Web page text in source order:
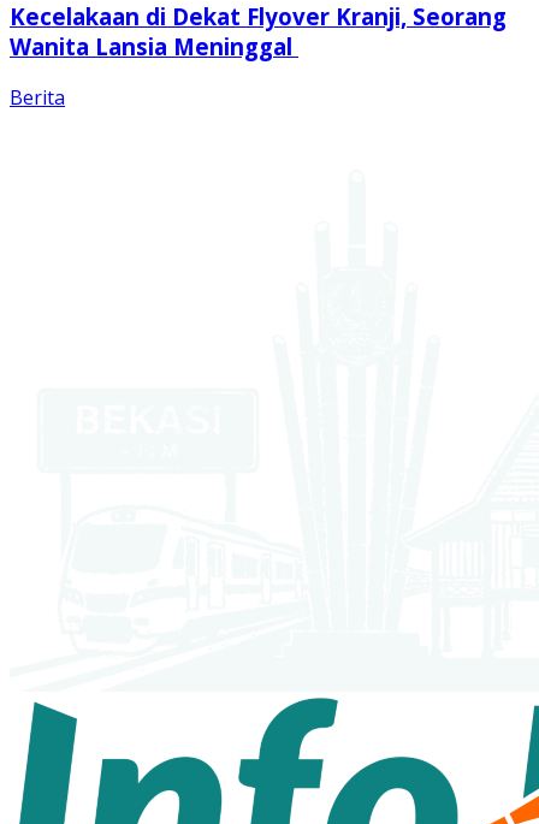
Kecelakaan di Dekat Flyover Kranji, Seorang
Wanita Lansia Meninggal
Berita